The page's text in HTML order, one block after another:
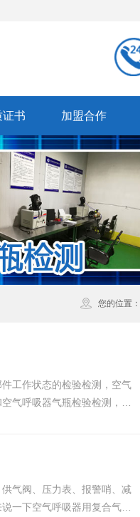
证书 加盟合作
您的位置：
工作状态的检验检测，空气
气呼吸器气瓶检验检测，附
气阀、压力表、报警哨、减
一下空气呼吸器用复合气瓶